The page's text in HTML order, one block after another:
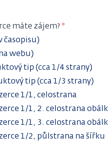
máte zájem?
časopisu)
webu)
tip (cca 1/4 strany)
tip (cca 1/3 strany)
1/1, celostrana
1/1, 2. celostrana
1/1, 3. celostrana
1/2, půlstrana na šířku